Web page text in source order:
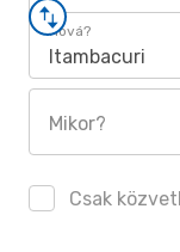
Hová?
Itambacuri
Mikor?
Csak